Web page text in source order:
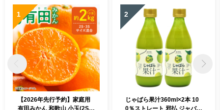
1
【2026年先行予約】家庭用
有田みかん 和歌山 小玉(2S,3
2
じゃばら果汁360ml×2本 10
0％ストレート 邪払 ジャバラ